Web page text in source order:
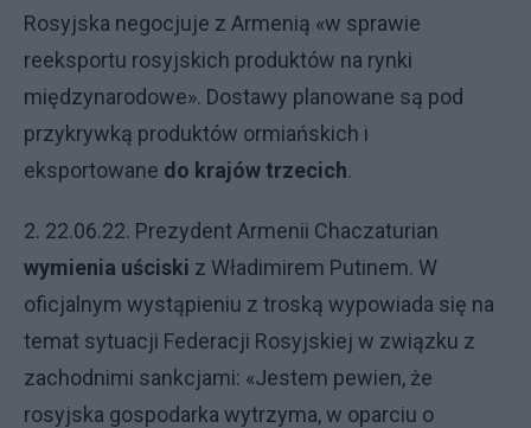
Rosyjska negocjuje z Armenią «w sprawie
reeksportu rosyjskich produktów na rynki
międzynarodowe». Dostawy planowane są pod
przykrywką produktów ormiańskich i
eksportowane do krajów trzecich.
2. 22.06.22. Prezydent Armenii Chaczaturian
wymienia uściski z Władimirem Putinem. W
oficjalnym wystąpieniu z troską wypowiada się na
temat sytuacji Federacji Rosyjskiej w związku z
zachodnimi sankcjami: «Jestem pewien, że
rosyjska gospodarka wytrzyma, w oparciu o